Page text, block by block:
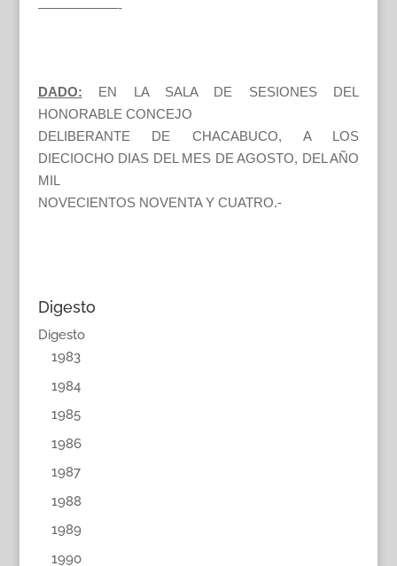
——————-
DADO:
EN LA SALA DE SESIONES DEL
HONORABLE CONCEJO
DELIBERANTE DE CHACABUCO, A LOS
DIECIOCHO DIAS DEL MES DE AGOSTO, DEL AÑO
MIL
NOVECIENTOS NOVENTA Y CUATRO.-
Digesto
Digesto
1983
1984
1985
1986
1987
1988
1989
1990